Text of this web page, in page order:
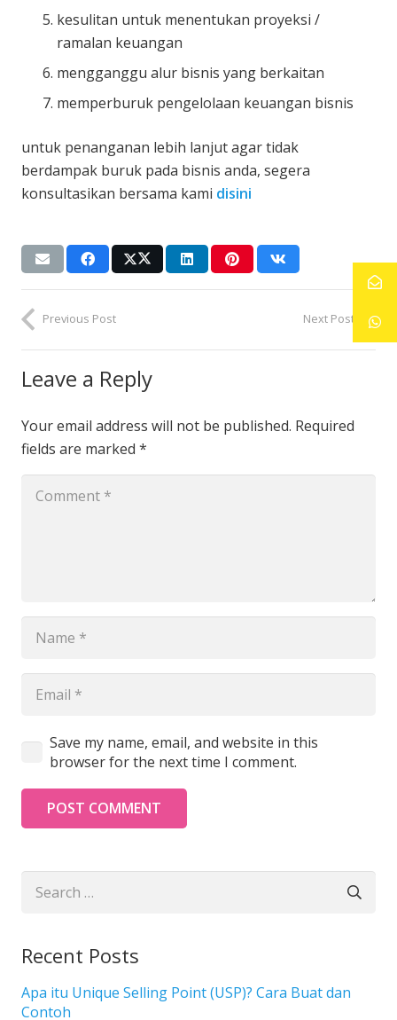
kesulitan untuk menentukan proyeksi /
ramalan keuangan
mengganggu alur bisnis yang berkaitan
memperburuk pengelolaan keuangan bisnis
untuk penanganan lebih lanjut agar tidak
berdampak buruk pada bisnis anda, segera
konsultasikan bersama kami disini
Previous Post Next Post
Leave a Reply
Your email address will not be published. Required
fields are marked *
Save my name, email, and website in this
browser for the next time I comment.
POST COMMENT
Recent Posts
Apa itu Unique Selling Point (USP)? Cara Buat dan
Contoh